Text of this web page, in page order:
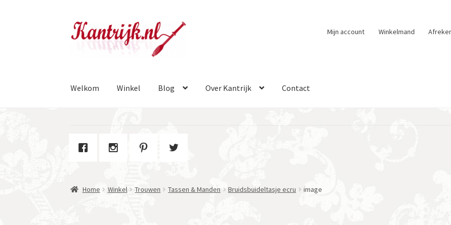
Ga
door
Ga
naar
Mijn account Winkelmand
Welkom Winkel Blog Over Kantrijk Contact
Home Winkel Trouwen Tassen & Manden Bruidsbuideltasje ecru image